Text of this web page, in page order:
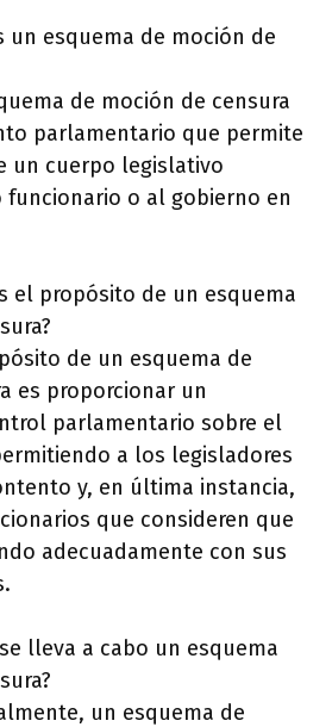
un esquema de moción de
de moción de censura
parlamentario que permite
un cuerpo legislativo
o al gobierno en
el propósito de un esquema
de un esquema de
es proporcionar un
parlamentario sobre el
a los legisladores
y, en última instancia,
que consideren que
adecuadamente con sus
lleva a cabo un esquema
un esquema de